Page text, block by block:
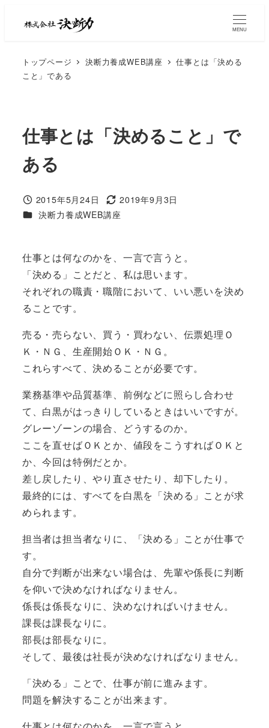
MENU
トップページ 決断力養成WEB講座
仕事とは「決める
こと」である
仕事とは「決めること」で
ある
2015年5月24日
2019年9月3日
決断力養成WEB講座
仕事とは何なのかを、一言で言うと。
「決める」ことだと、私は思います。
それぞれの職責・職階において、いい悪いを決め
ることです。
売る・売らない、買う・買わない、伝票処理Ｏ
Ｋ・ＮＧ、生産開始ＯＫ・ＮＧ。
これらすべて、決めることが必要です。
業務基準や品質基準、前例などに照らし合わせ
て、白黒がはっきりしているときはいいですが。
グレーゾーンの場合、どうするのか。
ここを直せばＯＫとか、値段をこうすればＯＫと
か、今回は特例だとか。
差し戻したり、やり直させたり、却下したり。
最終的には、すべてを白黒を「決める」ことが求
められます。
担当者は担当者なりに、「決める」ことが仕事で
す。
自分で判断が出来ない場合は、先輩や係長に判断
を仰いで決めなければなりません。
係長は係長なりに、決めなければいけません。
課長は課長なりに。
部長は部長なりに。
そして、最後は社長が決めなければなりません。
「決める」ことで、仕事が前に進みます。
問題を解決することが出来ます。